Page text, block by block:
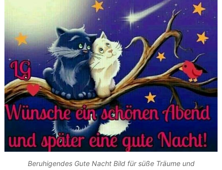
Beruhigendes Gute Nacht Bild für süße Träume und